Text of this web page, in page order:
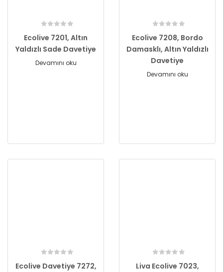
Ecolive 7201, Altın
Yaldızlı Sade Davetiye
Devamını oku
Ecolive 7208, Bordo
Damasklı, Altın Yaldızlı
Davetiye
Devamını oku
Ecolive Davetiye 7272,
Liva Ecolive 7023,